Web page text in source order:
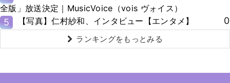
全版」放送決定｜MusicVoice（vois ヴォイス）
5 【写真】仁村紗和、インタビュー【エンタメ】 0
ランキングをもっとみる